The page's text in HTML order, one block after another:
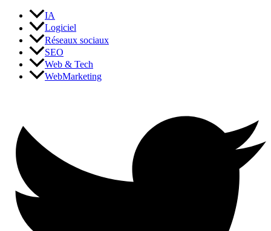
IA
Logiciel
Réseaux sociaux
SEO
Web & Tech
WebMarketing